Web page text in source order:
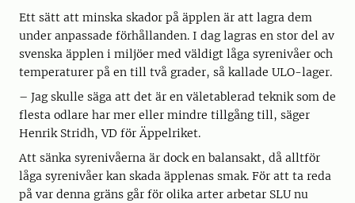
Ett sätt att minska skador på äpplen är att lagra dem
under anpassade förhållanden. I dag lagras en stor del av
svenska äpplen i miljöer med väldigt låga syrenivåer och
temperaturer på en till två grader, så kallade ULO-lager.
– Jag skulle säga att det är en väletablerad teknik som de
flesta odlare har mer eller mindre tillgång till, säger
Henrik Stridh, VD för Äppelriket.
Att sänka syrenivåerna är dock en balansakt, då alltför
låga syrenivåer kan skada äpplenas smak. För att ta reda
på var denna gräns går för olika arter arbetar SLU nu